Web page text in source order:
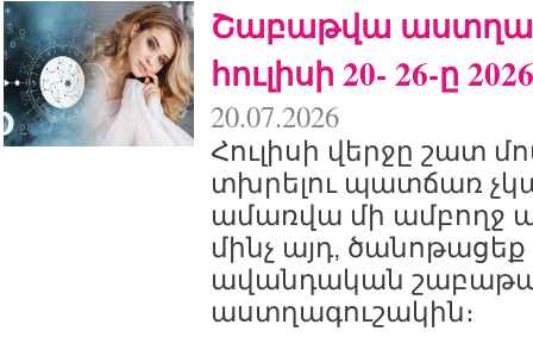
Շաբաթվա
հուլիսի 20- 26-ը
20.07.2026
Հուլիսի վերջը շատ
տխրելու պատճառ
ամառվա մի ամբողջ
մինչ այդ, ծանոթացեք
ավանդական
աստղագուշակին։